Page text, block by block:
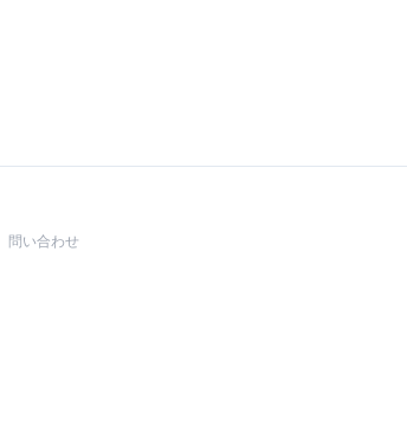
問い合わせ